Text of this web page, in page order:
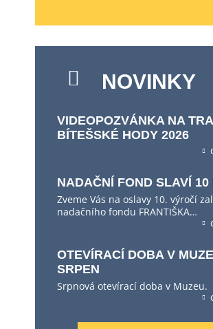
NOVINKY
VIDEOPOZVÁNKA NA
BÍTEŠSKÉ HODY 2026
NADAČNÍ FOND SLAVÍ 10
Zveme Vás na oslavy 10. výročí
nadačního fondu FRANTIŠKA…
OTEVÍRACÍ DOBA V
SRPEN
Srpnová otevírací doba v Muzeu.